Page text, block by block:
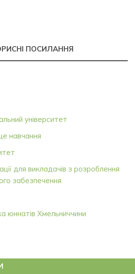
ПОСИЛАННЯ
університет
навчання
для викладачів з розроблення
забезпечення
юннатів Хмельниччини